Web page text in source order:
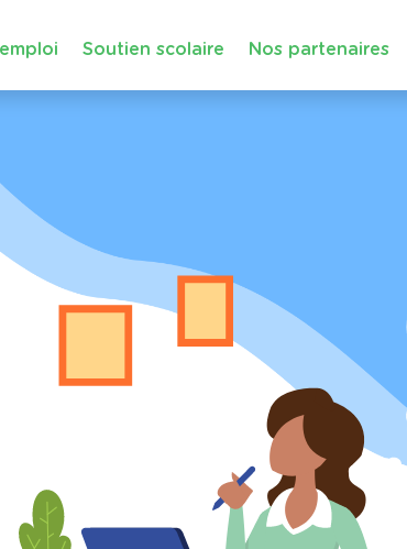
Soutien scolaire Nos partenaires